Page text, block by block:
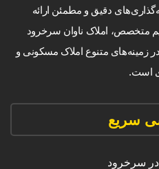
دقیق و مطمئن ارائه
متخصص، املاک ناوان سرخرود
زمینه‌های متنوع املاک مسکونی و
است.
سریع
در سرخرود